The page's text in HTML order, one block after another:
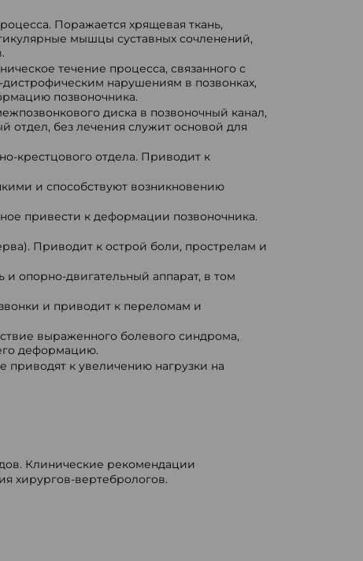
Поражается хрящевая ткань,
мышцы суставных сочленений,
течение процесса, связанного с
нарушениям в позвонках,
позвоночника.
диска в позвоночный канал,
без лечения служит основой для
крестцового отдела. Приводит к
и способствуют возникновению
привести к деформации позвоночника.
Приводит к острой боли, прострелам и
и опорно-двигательный аппарат, в том
и приводит к переломам и
выраженного болевого синдрома,
деформацию.
к увеличению нагрузки на
Клинические рекомендации
хирургов-вертебрологов.